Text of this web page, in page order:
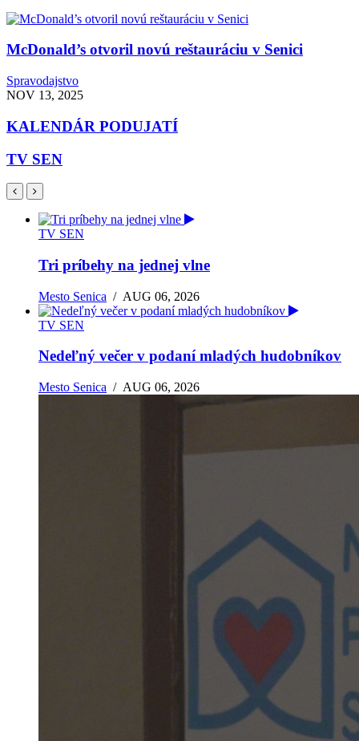
McDonald’s otvoril novú reštauráciu v Senici
Spravodajstvo
NOV 13, 2025
KALENDÁR PODUJATÍ
TV SEN
TV SEN
Tri príbehy na jednej vlne
Mesto Senica /AUG 06, 2026
TV SEN
Nedeľný večer v podaní mladých hudobníkov
Mesto Senica /AUG 06, 2026